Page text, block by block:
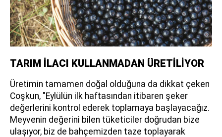
TARIM İLACI KULLANMADAN ÜRETİLİYOR
Üretimin tamamen doğal olduğuna da dikkat çeken
Coşkun, "Eylülün ilk haftasından itibaren şeker
değerlerini kontrol ederek toplamaya başlayacağız.
Meyvenin değerini bilen tüketiciler doğrudan bize
ulaşıyor, biz de bahçemizden taze toplayarak